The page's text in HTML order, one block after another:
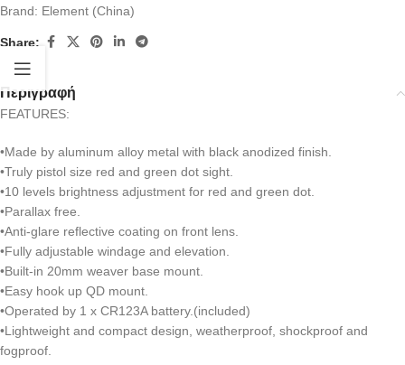
Brand: Element (China)
Share:
Περιγραφή
FEATURES:
•Made by aluminum alloy metal with black anodized finish.
•Truly pistol size red and green dot sight.
•10 levels brightness adjustment for red and green dot.
•Parallax free.
•Anti-glare reflective coating on front lens.
•Fully adjustable windage and elevation.
•Built-in 20mm weaver base mount.
•Easy hook up QD mount.
•Operated by 1 x CR123A battery.(included)
•Lightweight and compact design, weatherproof, shockproof and
fogproof.